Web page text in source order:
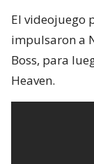
El videojuego
impulsaron a
Boss, para
Heaven.